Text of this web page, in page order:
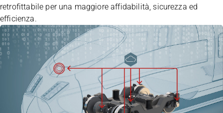
retrofittabile per una maggiore affidabilità, sicurezza ed
efficienza.